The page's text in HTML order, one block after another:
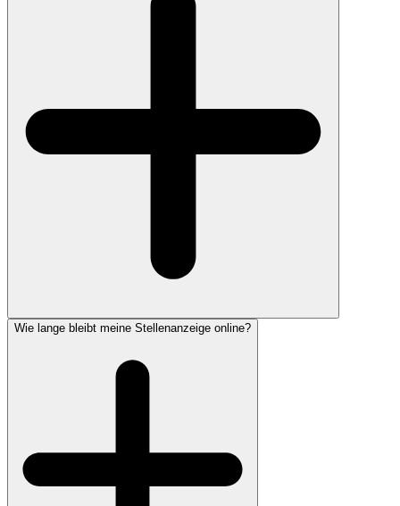
Wie lange bleibt meine Stellenanzeige online?